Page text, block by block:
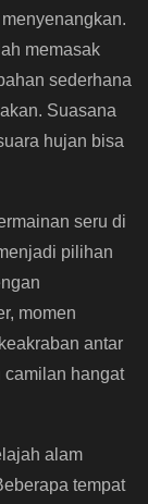
memasak
sederhana
Suasana
hujan bisa
seru di
pilihan
momen
antar
camilan hangat
alam
tempat